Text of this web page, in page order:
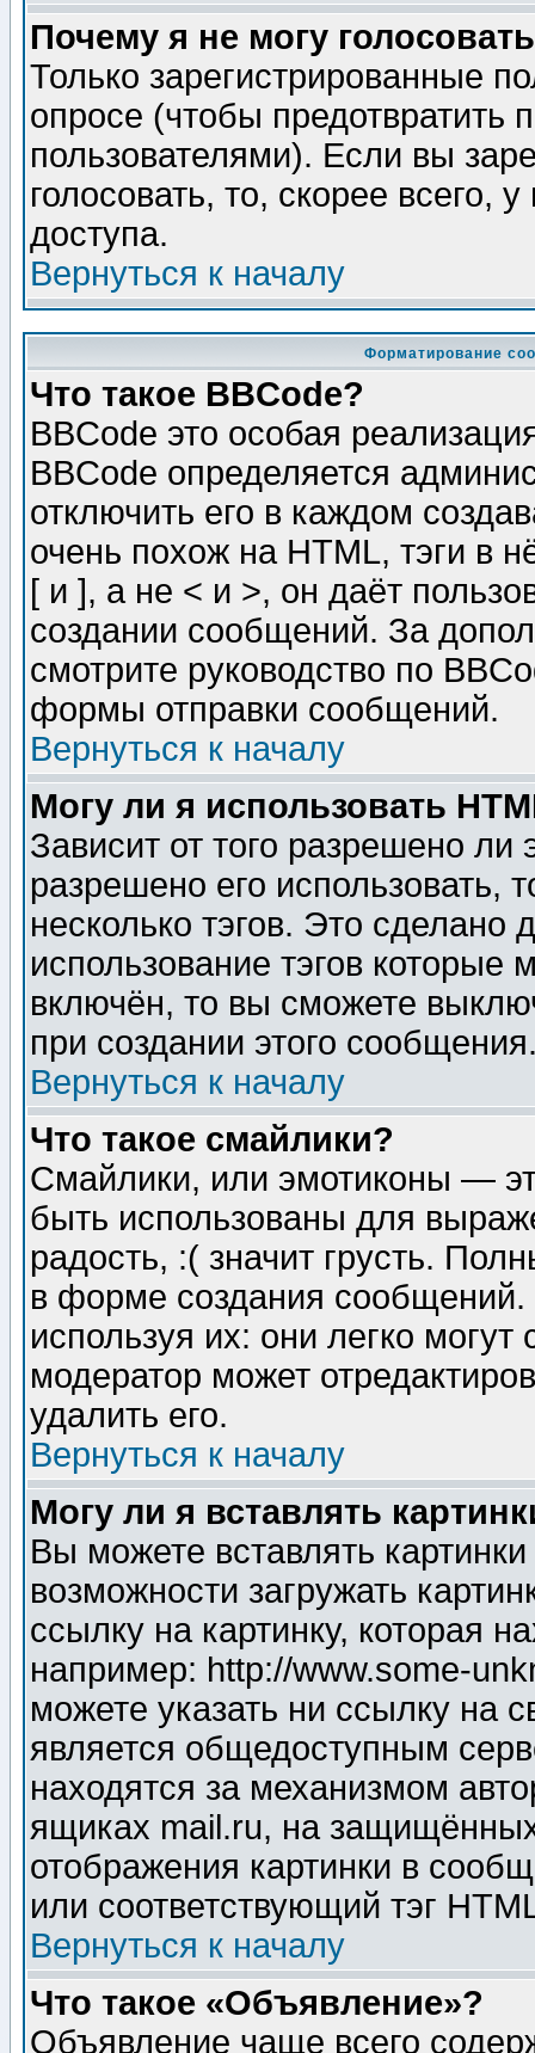
Почему я не могу
Только зарегистрированные
опросе (чтобы предотвратить
пользователями). Если вы
голосовать, то, скорее всего,
доступа.
Вернуться к началу
Форматирование
Что такое BBCode?
BBCode это особая
BBCode определяется
отключить его в каждом
очень похож на HTML, тэги в
[ и ], а не < и >, он даёт
создании сообщений. За
смотрите руководство по
формы отправки сообщений.
Вернуться к началу
Могу ли я использовать
Зависит от того разрешено
разрешено его использовать,
несколько тэгов. Это сделано
использование тэгов
включён, то вы сможете
при создании этого
Вернуться к началу
Что такое смайлики?
Смайлики, или эмотиконы —
быть использованы для
радость, :( значит грусть.
в форме создания сообщений.
используя их: они легко
модератор может
удалить его.
Вернуться к началу
Могу ли я вставлять
Вы можете вставлять
возможности загружать
ссылку на картинку, которая
например: http://www.some-
можете указать ни ссылку на
является общедоступным
находятся за механизмом
ящиках mail.ru, на
отображения картинки в
или соответствующий тэг
Вернуться к началу
Что такое «Объявление»?
Объявление чаще всего